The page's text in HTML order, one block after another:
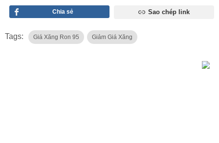
Chia sẻ Sao chép link
Tags: Giá Xăng Ron 95 Giảm Giá Xăng